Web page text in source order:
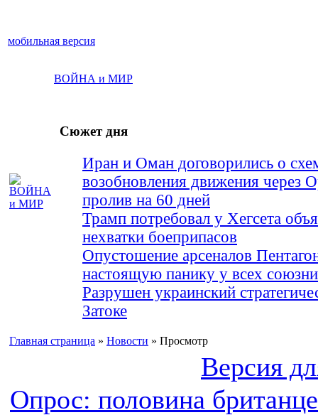
мобильная версия
ВОЙНА и МИР
Сюжет дня
Иран и Оман договорились о
возобновления движения через
пролив на 60 дней
Трамп потребовал у Хегсета
нехватки боеприпасов
Опустошение арсеналов
настоящую панику у всех
Разрушен украинский
Затоке
Главная страница » Новости » Просмотр
Версия
Опрос: половина